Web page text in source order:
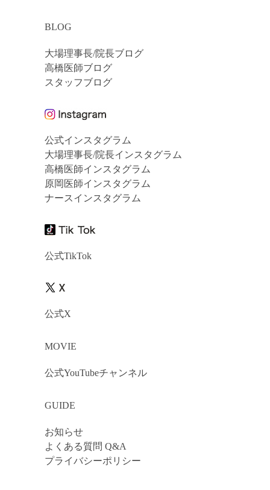
BLOG
大場理事長/院長ブログ
高橋医師ブログ
スタッフブログ
公式インスタグラム
大場理事長/院長インスタグラム
高橋医師インスタグラム
原岡医師インスタグラム
ナースインスタグラム
公式TikTok
公式X
MOVIE
公式YouTubeチャンネル
GUIDE
お知らせ
よくある質問 Q&A
プライバシーポリシー